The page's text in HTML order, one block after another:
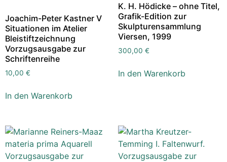
Joachim-Peter Kastner V
Situationen im Atelier
Bleistiftzeichnung
Vorzugsausgabe zur
Schriftenreihe
10,00 €
In den Warenkorb
K. H. Hödicke – ohne Titel,
Grafik-Edition zur
Skulpturensammlung
Viersen, 1999
300,00 €
In den Warenkorb